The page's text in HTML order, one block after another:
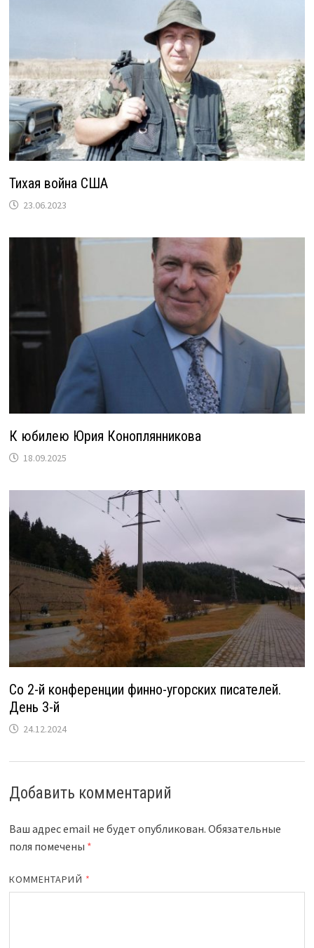
Тихая война США
23.06.2023
К юбилею Юрия Коноплянникова
18.09.2025
Со 2-й конференции финно-угорских писателей.
День 3-й
24.12.2024
Добавить комментарий
Ваш адрес email не будет опубликован. Обязательные
поля помечены *
КОММЕНТАРИЙ *